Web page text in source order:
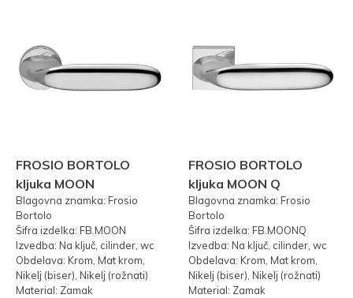
FROSIO BORTOLO
kljuka MOON
Blagovna znamka: Frosio
Bortolo
Šifra izdelka: FB.MOON
Izvedba: Na ključ, cilinder, wc
Obdelava: Krom, Mat krom,
Nikelj (biser), Nikelj (rožnati)
Material: Zamak
FROSIO BORTOLO
kljuka MOON Q
Blagovna znamka: Frosio
Bortolo
Šifra izdelka: FB.MOONQ
Izvedba: Na ključ, cilinder, wc
Obdelava: Krom, Mat krom,
Nikelj (biser), Nikelj (rožnati)
Material: Zamak